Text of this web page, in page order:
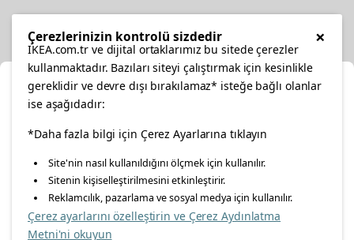
facebooktwitterinstagrampinterestyoutube
linkedin
Konumunuzu Seçin
İnternetten vereceğiniz siparişlerinizde size özel hizmet ve
içerikleri görebilmek için lütfen konumuzu seçin.
İl seçiniz
×
Çerezlerinizin kontrolü sizdedir
IKEA.com.tr ve dijital ortaklarımız bu sitede çerezler
kullanmaktadır. Bazıları siteyi çalıştırmak için kesinlikle
gereklidir ve devre dışı bırakılamaz* isteğe bağlı olanlar
ise aşağıdadır:
*Daha fazla bilgi için Çerez Ayarlarına tıklayın
Site'nin nasıl kullanıldığını ölçmek için kullanılır.
Sitenin kişiselleştirilmesini etkinleştirir.
Reklamcılık, pazarlama ve sosyal medya için kullanılır.
Çerez ayarlarını özelleştirin ve Çerez Aydınlatma
Metni'ni okuyun